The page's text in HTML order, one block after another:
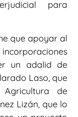
para
que apoyar al
un adalid de
Laso, que
de
Lizán, que lo